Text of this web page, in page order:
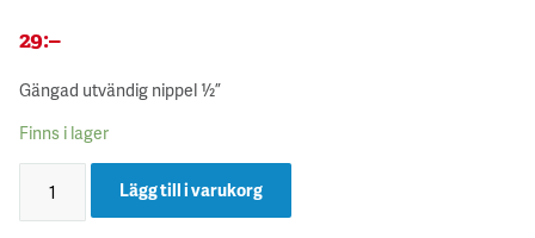
29:–
Gängad utvändig nippel ½”
Finns i lager
Lägg till i varukorg